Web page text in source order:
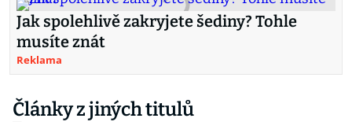
Jak spolehlivě zakryjete šediny? Tohle
musíte znát
Reklama
Články z jiných titulů